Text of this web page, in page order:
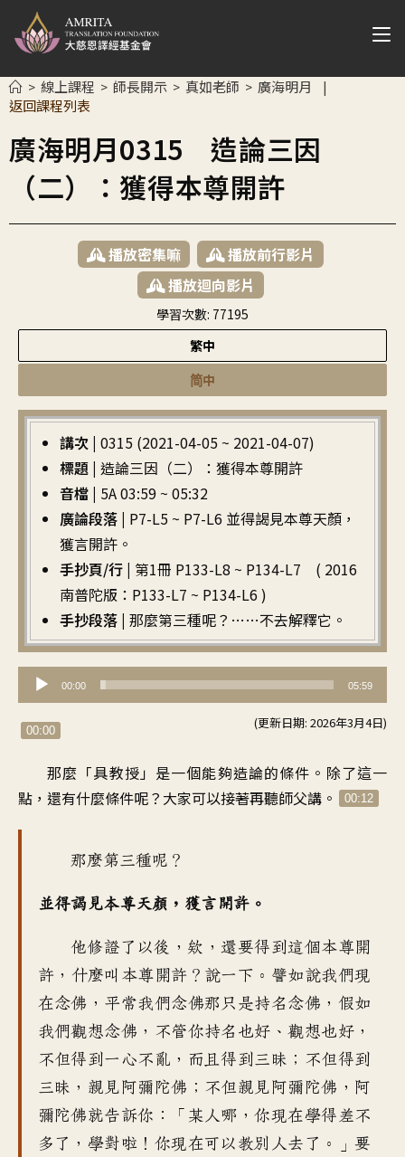
> 線上課程 > 師長開示 > 真如老師 > 廣海明月 |
返回課程列表
廣海明月0315 造論三因
（二）：獲得本尊開許
播放密集嘛
播放前行影片
播放迴向影片
學習次數: 77195
繁中
简中
講次 | 0315 (2021-04-05 ~ 2021-04-07)
標題 | 造論三因（二）：獲得本尊開許
音檔 | 5A 03:59 ~ 05:32
廣論段落 | P7-L5 ~ P7-L6 並得謁見本尊天顏，
獲言開許。
手抄頁/行 | 第1冊 P133-L8 ~ P134-L7 ( 2016
南普陀版：P133-L7 ~ P134-L6 )
手抄段落 | 那麼第三種呢？……不去解釋它。
訊
播
00:00 05:59
(更新日期: 2026年3月4日)
00:00
那麼「具教授」 是一個能夠造論的條件 。 除了這一
點 ， 還有什麼條件呢？ 大家可以接著再聽師父講 。 00:12
那麼第三種呢 ？
並得謁見本尊天顏 ， 獲言開許。
他修證了以後 ， 欸，還要得到這個本尊開
許 ， 什麼叫本尊開許？說一下 。 譬如說我們現
在念佛 ， 平常我們念佛那只是持名念佛 ， 假如
我們觀想念佛 ， 不管你持名也好、觀想也好 ，
不但得到一心不亂 ， 而且得到三昧 ；
不但得到
三昧 ， 親見阿彌陀佛 ； 不但親見阿彌陀佛 ， 阿
彌陀佛就告訴你 ：「 某人哪，你現在學得差不
多了 ， 學對啦！你現在可以教別人去了 。」要